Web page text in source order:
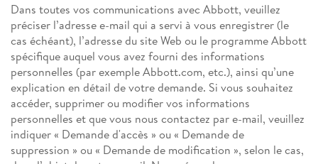
Dans toutes vos communications avec Abbott, veuillez
préciser l’adresse e-mail qui a servi à vous enregistrer (le
cas échéant), l’adresse du site Web ou le programme Abbott
spécifique auquel vous avez fourni des informations
personnelles (par exemple Abbott.com, etc.), ainsi qu’une
explication en détail de votre demande. Si vous souhaitez
accéder, supprimer ou modifier vos informations
personnelles et que vous nous contactez par e-mail, veuillez
indiquer « Demande d'accès » ou « Demande de
suppression » ou « Demande de modification », selon le cas,